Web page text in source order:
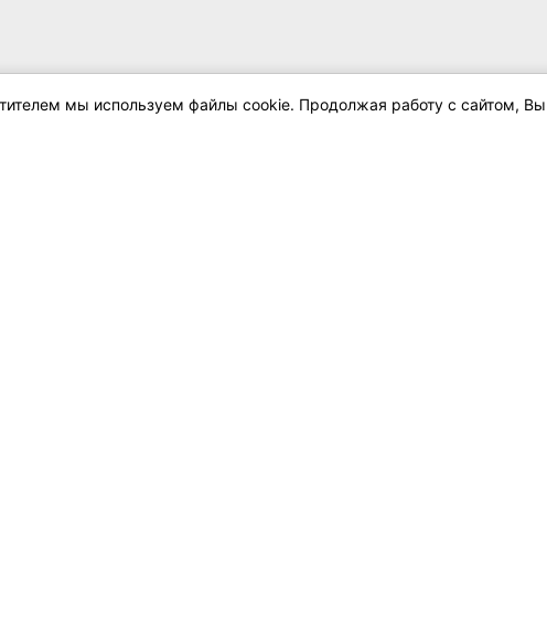
мы используем файлы cookie. Продолжая работу с сайтом,